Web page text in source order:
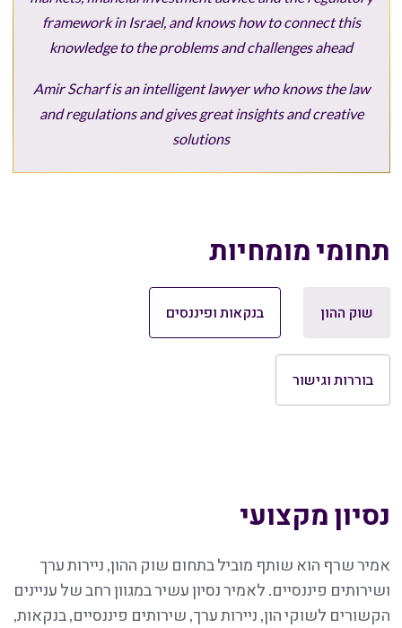
framework in Israel, and knows how to connect this
knowledge to the problemsand challenges ahead
Amir Scharf is an intelligent lawyer who knows the law
and regulations and gives great insights and creative
solutions
תחומי מומחיות
שוק ההון בנקאות ופיננסים
בוררות וגישור
נסיון מקצועי
אמיר שרף הוא שותף מוביל בתחום שוק ההון, ניירות ערך
ושירותים פיננסיים. לאמיר נסיון עשיר במגוון רחב של עניינים
הקשורים לשוקי הון, ניירות ערך, שירותים פיננסיים, בנקאות,